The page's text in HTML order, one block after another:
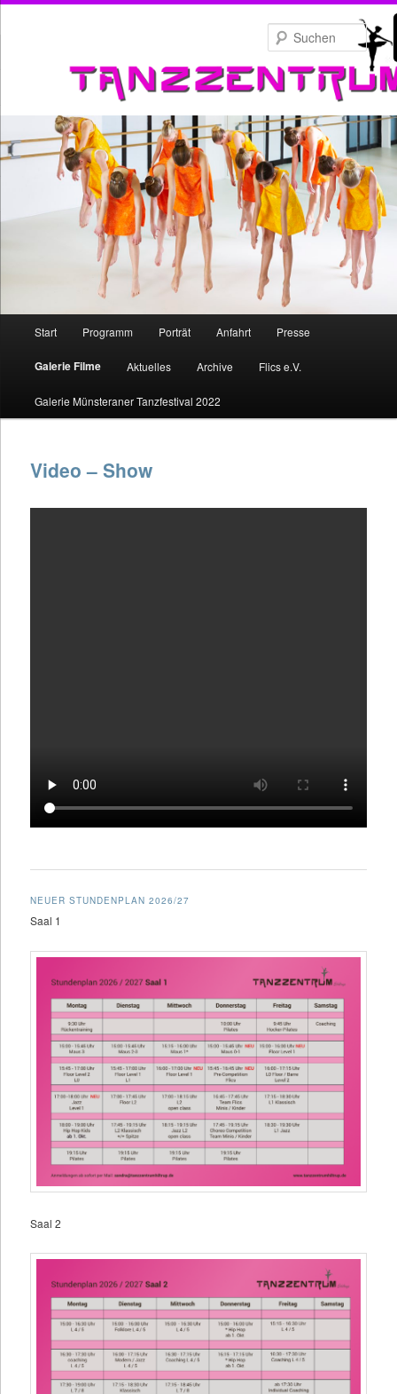
Zum
primären
Inhalt
Start Programm Porträt Anfahrt Presse
Galerie Filme Aktuelles Archive Flics e.V.
Galerie Münsteraner Tanzfestival 2022
Video – Show
NEUER STUNDENPLAN 2026/27
Saal 1
Saal 2